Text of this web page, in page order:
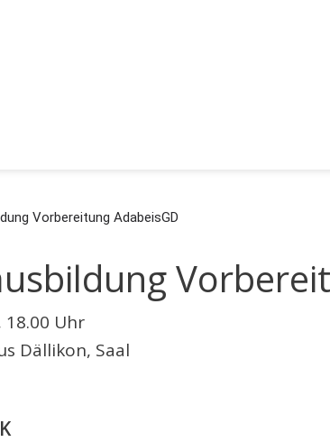
Vorbereitung AdabeisGD
18.00 Uhr
Dällikon, Saal